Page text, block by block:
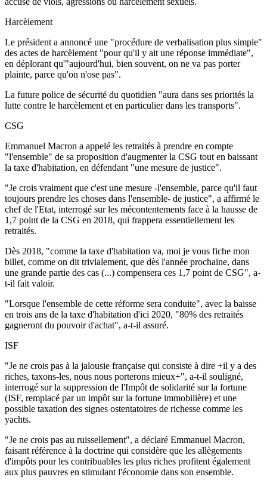
Harcèlement
Le président a annoncé une "procédure de verbalisation plus simple"
des actes de harcèlement "pour qu'il y ait une réponse immédiate",
en déplorant qu'"aujourd'hui, bien souvent, on ne va pas porter
plainte, parce qu'on n'ose pas".
La future police de sécurité du quotidien "aura dans ses priorités la
lutte contre le harcèlement et en particulier dans les transports".
CSG
Emmanuel Macron a appelé les retraités à prendre en compte
"l'ensemble" de sa proposition d'augmenter la CSG tout en baissant
la taxe d'habitation, en défendant "une mesure de justice".
"Je crois vraiment que c'est une mesure -l'ensemble, parce qu'il faut
toujours prendre les choses dans l'ensemble- de justice", a affirmé le
chef de l'Etat, interrogé sur les mécontentements face à la hausse de
1,7 point de la CSG en 2018, qui frappera essentiellement les
retraités.
Dès 2018, "comme la taxe d'habitation va, moi je vous fiche mon
billet, comme on dit trivialement, que dès l'année prochaine, dans
une grande partie des cas (...) compensera ces 1,7 point de CSG", a-
t-il fait valoir.
"Lorsque l'ensemble de cette réforme sera conduite", avec la baisse
en trois ans de la taxe d'habitation d'ici 2020, "80% des retraités
gagneront du pouvoir d'achat", a-t-il assuré.
ISF
"Je ne crois pas à la jalousie française qui consiste à dire +il y a des
riches, taxons-les, nous nous porterons mieux+", a-t-il souligné,
interrogé sur la suppression de l'Impôt de solidarité sur la fortune
(ISF, remplacé par un impôt sur la fortune immobilière) et une
possible taxation des signes ostentatoires de richesse comme les
yachts.
"Je ne crois pas au ruissellement", a déclaré Emmanuel Macron,
faisant référence à la doctrine qui considère que les allègements
d'impôts pour les contribuables les plus riches profitent également
aux plus pauvres en stimulant l'économie dans son ensemble.